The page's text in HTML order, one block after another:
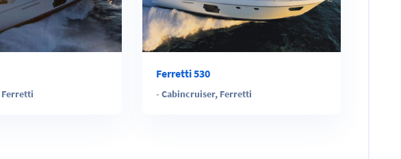
Ferretti
Ferretti 530
-Cabincruiser, Ferretti